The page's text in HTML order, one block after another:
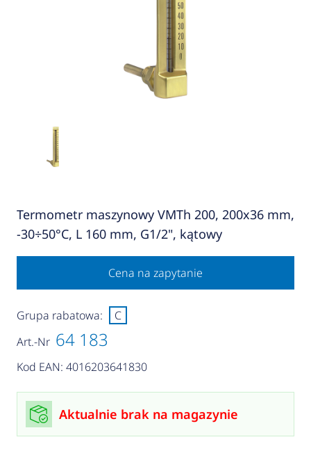
Termometr maszynowy VMTh 200, 200x36 mm,
-30÷50°C, L 160 mm, G1/2", kątowy
Cena na zapytanie
Art.-Nr 64 183
Kod EAN: 4016203641830
Grupa rabatowa: C
Aktualnie brak na magazynie